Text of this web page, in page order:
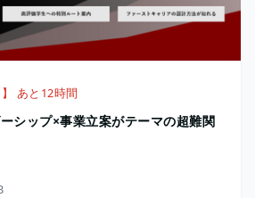
】 あと12時間
シップ×事業立案がテーマの超難関